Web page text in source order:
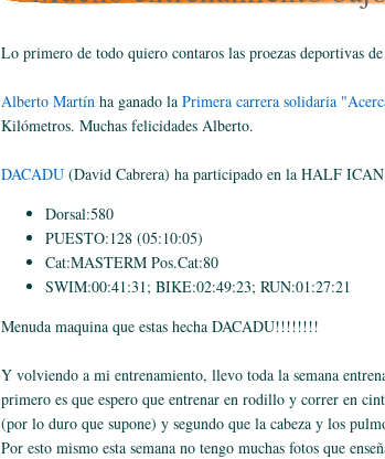
Lo primero de todo quiero contaros las proezas deportivas
Alberto Martín ha ganado la Primera carrera solidaria
Kilómetros. Muchas felicidades Alberto.
DACADU (David Cabrera) ha participado en la HALF
Dorsal:580
PUESTO:128 (05:10:05)
Cat:MASTERM Pos.Cat:80
SWIM:00:41:31; BIKE:02:49:23; RUN:01:27:21
Menuda maquina que estas hecha DACADU!!!!!!!!
Y volviendo a mi entrenamiento, llevo toda la semana
primero es que espero que entrenar en rodillo y correr en
(por lo duro que supone) y segundo que la cabeza y los
Por esto mismo esta semana no tengo muchas fotos que